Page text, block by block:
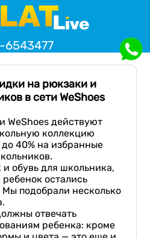
6543477
на рюкзаки и
в сети WeShoes
WeShoes действуют
коллекцию
40% на избранные
обувь для школьника,
остались
подобрали несколько
отвечать
ребенка: кроме